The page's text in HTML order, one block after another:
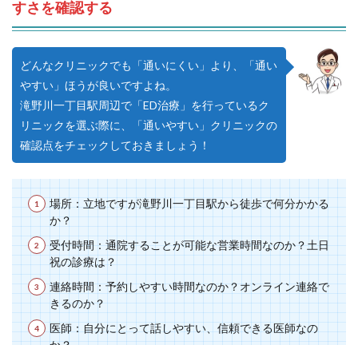
すさを確認する
どんなクリニックでも「通いにくい」より、「通い
やすい」ほうが良いですよね。
滝野川一丁目駅周辺で「ED治療」を行っているク
リニックを選ぶ際に、「通いやすい」クリニックの
確認点をチェックしておきましょう！
場所：立地ですが滝野川一丁目駅から徒歩で何分かかる
か？
受付時間：通院することが可能な営業時間なのか？土日
祝の診療は？
連絡時間：予約しやすい時間なのか？オンライン連絡で
きるのか？
医師：自分にとって話しやすい、信頼できる医師なの